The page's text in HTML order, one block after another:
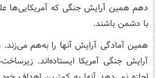
دهم همین آرایش جنگی که آمریکایی‌ها
با دشمن باشند.
همین آمادگی آرایش آنها را به‌هم می‌زند.
آرایش جنگی آمریکا ایستاده‌اند.